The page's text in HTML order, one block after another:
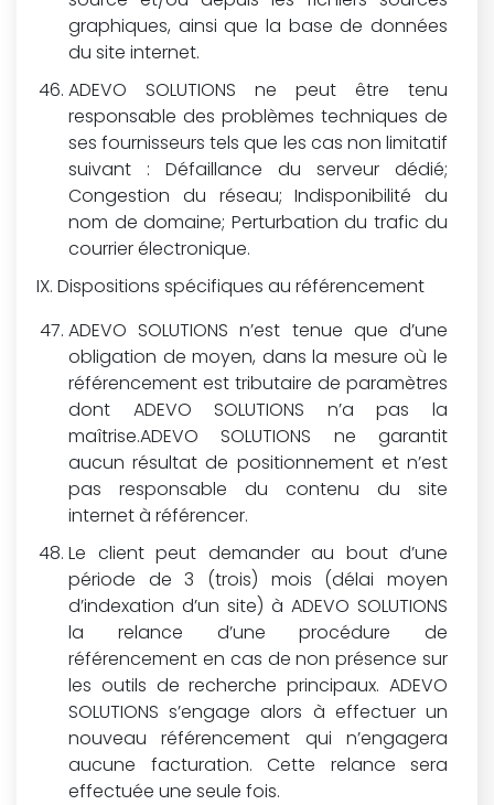
graphiques, ainsi que la base de données
du site internet.
ADEVO SOLUTIONS ne peut être tenu
responsable des problèmes techniques de
ses fournisseurs tels que les cas non limitatif
suivant : Défaillance du serveur dédié;
Congestion du réseau; Indisponibilité du
nom de domaine; Perturbation du trafic du
courrier électronique.
Dispositions spécifiques au référencement
ADEVO SOLUTIONS n’est tenue que d’une
obligation de moyen, dans la mesure où le
référencement est tributaire de paramètres
dont ADEVO SOLUTIONS n’a pas la
maîtrise.ADEVO SOLUTIONS ne garantit
aucun résultat de positionnement et n’est
pas responsable du contenu du site
internet à référencer.
Le client peut demander au bout d’une
période de 3 (trois) mois (délai moyen
d’indexation d’un site) à ADEVO SOLUTIONS
la relance d’une procédure de
référencement en cas de non présence sur
les outils de recherche principaux. ADEVO
SOLUTIONS s’engage alors à effectuer un
nouveau référencement qui n’engagera
aucune facturation. Cette relance sera
effectuée une seule fois.